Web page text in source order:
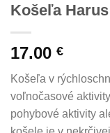
Košeľa
17.00 €
Košeľa v
voľnočasové
pohybové aktivity